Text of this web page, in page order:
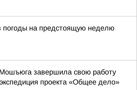
погоды на предстоящую неделю
завершила свою работу
проекта «Общее дело»